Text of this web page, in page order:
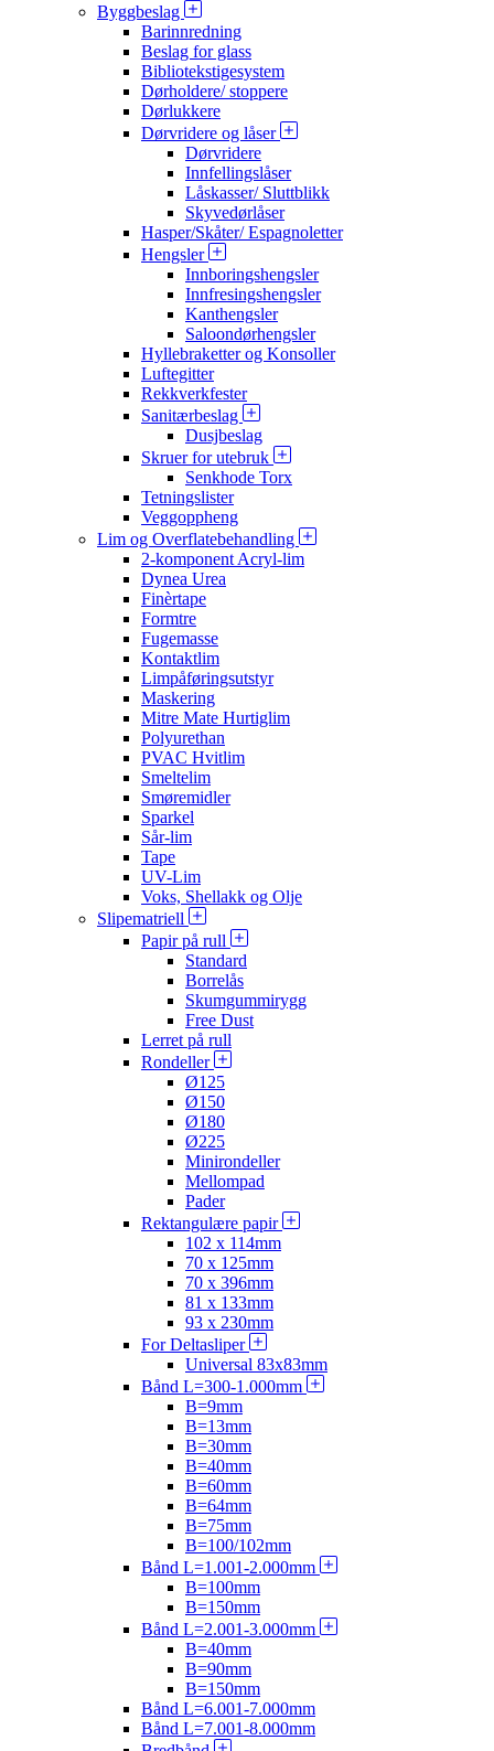
Byggbeslag
Barinnredning
Beslag for glass
Bibliotekstigesystem
Dørholdere/ stoppere
Dørlukkere
Dørvridere og låser
Dørvridere
Innfellingslåser
Låskasser/ Sluttblikk
Skyvedørlåser
Hasper/Skåter/ Espagnoletter
Hengsler
Innboringshengsler
Innfresingshengsler
Kanthengsler
Saloondørhengsler
Hyllebraketter og Konsoller
Luftegitter
Rekkverkfester
Sanitærbeslag
Dusjbeslag
Skruer for utebruk
Senkhode Torx
Tetningslister
Veggoppheng
Lim og Overflatebehandling
2-komponent Acryl-lim
Dynea Urea
Finèrtape
Formtre
Fugemasse
Kontaktlim
Limpåføringsutstyr
Maskering
Mitre Mate Hurtiglim
Polyurethan
PVAC Hvitlim
Smeltelim
Smøremidler
Sparkel
Sår-lim
Tape
UV-Lim
Voks, Shellakk og Olje
Slipematriell
Papir på rull
Standard
Borrelås
Skumgummirygg
Free Dust
Lerret på rull
Rondeller
Ø125
Ø150
Ø180
Ø225
Minirondeller
Mellompad
Pader
Rektangulære papir
102 x 114mm
70 x 125mm
70 x 396mm
81 x 133mm
93 x 230mm
For Deltasliper
Universal 83x83mm
Bånd L=300-1.000mm
B=9mm
B=13mm
B=30mm
B=40mm
B=60mm
B=64mm
B=75mm
B=100/102mm
Bånd L=1.001-2.000mm
B=100mm
B=150mm
Bånd L=2.001-3.000mm
B=40mm
B=90mm
B=150mm
Bånd L=6.001-7.000mm
Bånd L=7.001-8.000mm